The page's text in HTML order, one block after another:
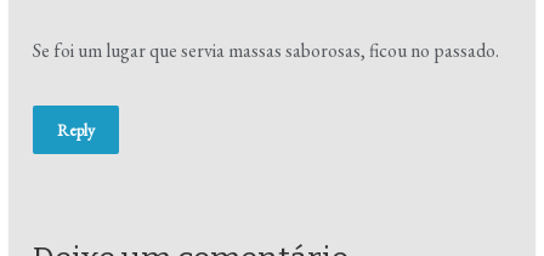
Se foi um lugar que servia massas saborosas, ficou no passado.
Reply